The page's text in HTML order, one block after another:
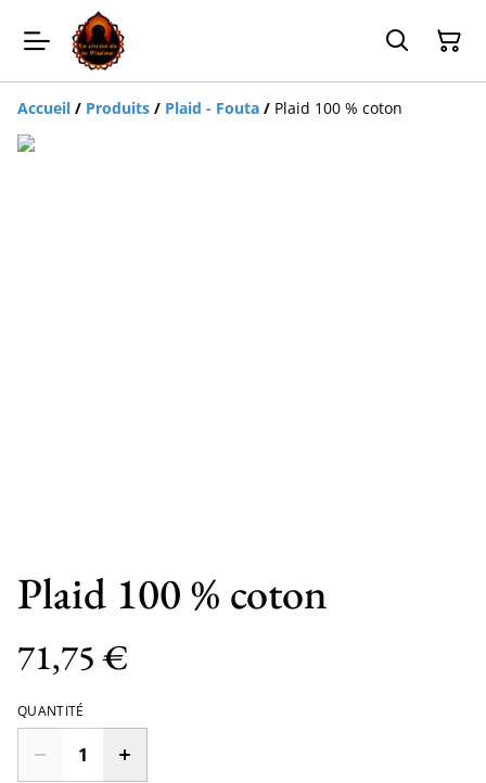
Accueil / Produits / Plaid - Fouta / Plaid 100 % coton
Plaid 100 % coton
71,75 €
QUANTITÉ